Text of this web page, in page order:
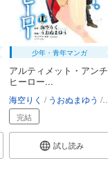
少年・青年マンガ
アルティメット・アンチ
ヒーロー...
海空りく うおぬまゆう
完結
試し読み